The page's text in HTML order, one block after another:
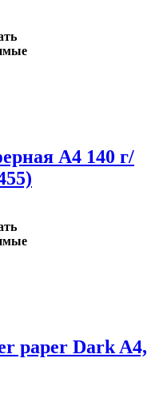
А4 140 г/
paper Dark A4,